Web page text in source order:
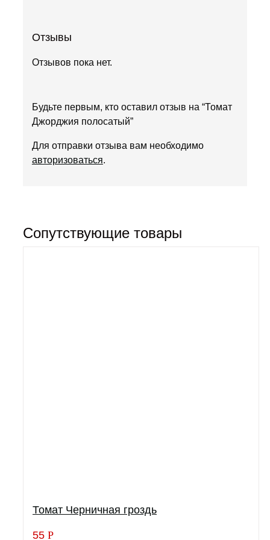
Отзывы
Отзывов пока нет.
Будьте первым, кто оставил отзыв на “Томат
Джорджия полосатый”
Для отправки отзыва вам необходимо
авторизоваться.
Сопутствующие товары
Томат Черничная гроздь
55 Р